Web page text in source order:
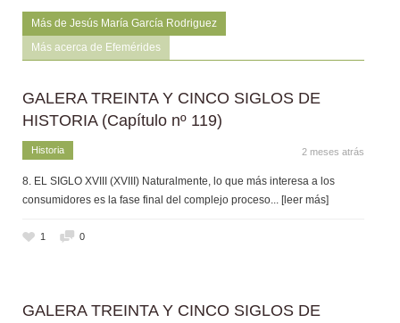
Más de Jesús María García Rodriguez
Más acerca de Efemérides
GALERA TREINTA Y CINCO SIGLOS DE
HISTORIA (Capítulo nº 119)
Historia 2 meses atrás
8. EL SIGLO XVIII (XVIII) Naturalmente, lo que más interesa a los
consumidores es la fase final del complejo proceso... [leer más]
1 0
GALERA TREINTA Y CINCO SIGLOS DE